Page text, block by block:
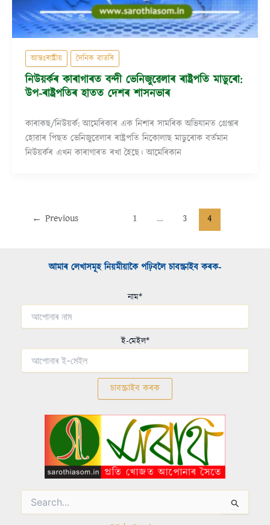
আন্তঃৰাষ্ট্ৰীয় দৈনিক বাতৰি
নিউয়ৰ্কৰ কাৰাগাৰত বন্দী ভেনিজুৱেলাৰ ৰাষ্ট্ৰপতি মাডুৰো:
উপ-ৰাষ্ট্ৰপতিৰ হাতত দেশৰ শাসনভাৰ
কাৰাকছ/নিউয়ৰ্ক: আমেৰিকাৰ এক নিশাৰ সামৰিক অভিযানত গ্ৰেপ্তাৰ
হোৱাৰ পিছত ভেনিজুৱেলাৰ ৰাষ্ট্ৰপতি নিকোলাছ মাডুৰোক বৰ্তমান
নিউয়ৰ্কৰ এখন কাৰাগাৰত ৰখা হৈছে। আমেৰিকান
← Previous 1 … 3 4
আমাৰ লেখাসমূহ নিয়মীয়াকৈ পঢ়িবলৈ চাবস্ক্ৰাইব কৰক-​
নাম*
ই-মেইল*
Search
for: